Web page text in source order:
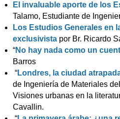
El invaluable aporte de los
Talamo, Estudiante de
Los Estudios Generales en
exclusivista por Br. Ricardo
“No hay nada como un
Barros
“Londres, la ciudad
de Ingeniería de Materiales
Visiones urbanas en la
Cavallin.